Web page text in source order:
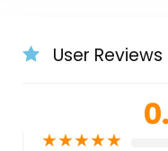
User Reviews
★★★★★